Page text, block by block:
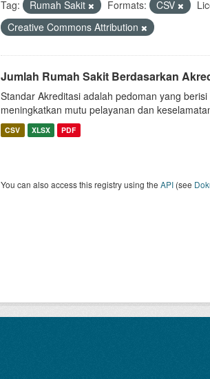
Tag: Rumah Sakit Formats: CSV
Creative Commons Attribution
Jumlah Rumah Sakit Berdasarkan
Standar Akreditasi adalah pedoman yang
meningkatkan mutu pelayanan dan
CSV XLSX PDF
You can also access this registry using the API (see